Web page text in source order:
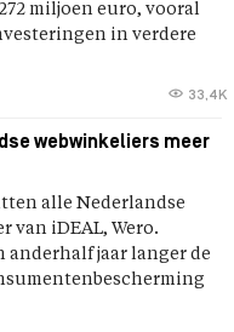
miljoen euro, vooral
in verdere
33,4K
webwinkeliers meer
alle Nederlandse
van iDEAL, Wero.
anderhalf jaar langer de